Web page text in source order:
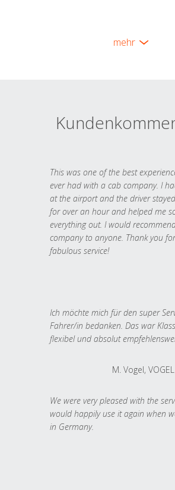
mehr
This was one of the best
ever had with a cab company. I
at the airport and the driver
for over an hour and helped me
everything out. I would
company to anyone. Thank you
fabulous service!
Ich möchte mich für den super
Fahrer/in bedanken. Das war
flexibel und absolut
M. Vogel,
We were very pleased with the
would happily use it again when
in Germany.